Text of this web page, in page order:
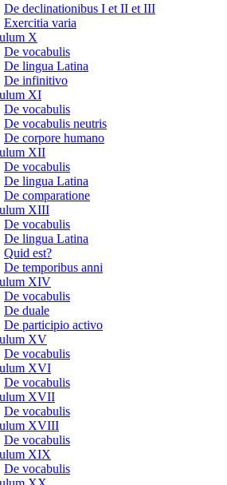
De declinationibus I et II et III
Exercitia varia
X
De vocabulis
De lingua Latina
De infinitivo
XI
De vocabulis
De vocabulis neutris
De corpore humano
XII
De vocabulis
De lingua Latina
De comparatione
XIII
De vocabulis
De lingua Latina
Quid est?
De temporibus anni
XIV
De vocabulis
De duale
De participio activo
XV
De vocabulis
XVI
De vocabulis
XVII
De vocabulis
XVIII
De vocabulis
XIX
De vocabulis